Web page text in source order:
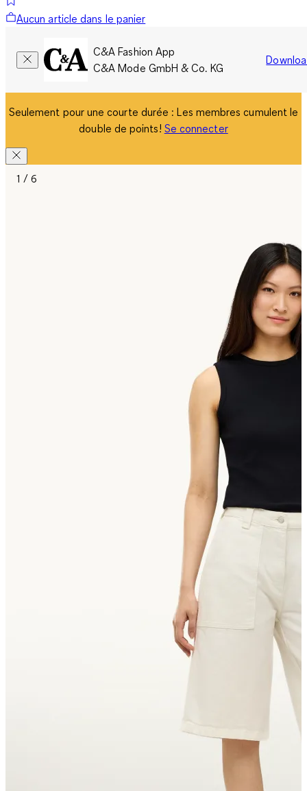
Aucun article dans le panier
C&A Fashion App
C&A Mode GmbH & Co. KG
Seulement pour une courte durée : Les membres cumulent le
double de points! Se connecter
1 / 6